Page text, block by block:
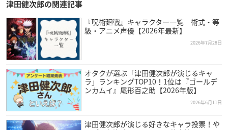
津田健次郎の関連記事
『呪術廻戦』キャラクター一覧 術式・等
級・アニメ声優【2026年最新】
2026年7月28日
オタクが選ぶ「津田健次郎が演じるキャ
ラ」ランキングTOP10！1位は『ゴールデ
ンカムイ』尾形百之助【2026年版】
2026年6月11日
津田健次郎が演じる好きなキャラ投票！や